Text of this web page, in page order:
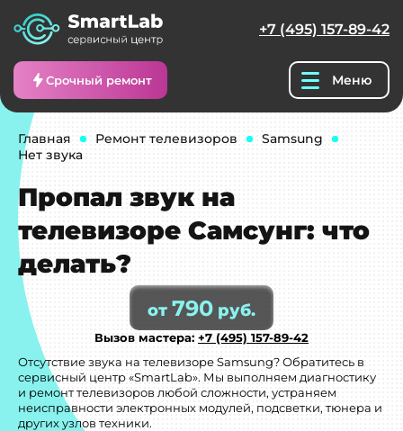
+7 (495) 157-89-42
Срочный ремонт Меню
Главная Ремонт телевизоров
Samsung
Нет звука
Пропал звук на
телевизоре Самсунг: что
делать?
от 790 руб.
Вызов мастера: +7 (495) 157-89-42
Отсутствие звука на телевизоре Samsung? Обратитесь в
сервисный центр «SmartLab». Мы выполняем диагностику
и ремонт телевизоров любой сложности, устраняем
неисправности электронных модулей, подсветки, тюнера и
других узлов техники.